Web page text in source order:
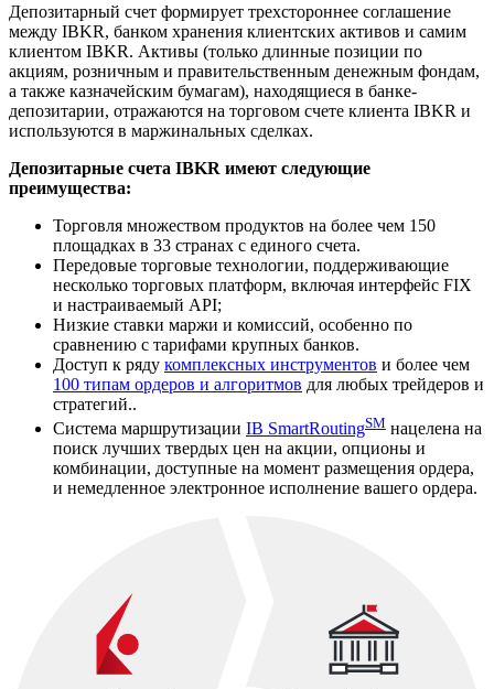
Депозитарный счет формирует трехстороннее соглашение
между IBKR, банком хранения клиентских активов и самим
клиентом IBKR. Активы (только длинные позиции по
акциям, розничным и правительственным денежным фондам,
а также казначейским бумагам), находящиеся в банке-
депозитарии, отражаются на торговом счете клиента IBKR и
используются в маржинальных сделках.
Депозитарные счета IBKR имеют следующие
преимущества:
Торговля множеством продуктов на более чем 150
площадках в 33 странах с единого счета.
Передовые торговые технологии, поддерживающие
несколько торговых платформ, включая интерфейс FIX
и настраиваемый API;
Низкие ставки маржи и комиссий, особенно по
сравнению с тарифами крупных банков.
Доступ к ряду комплексных инструментов и более чем
100 типам ордеров и алгоритмов для любых трейдеров и
стратегий..
Система маршрутизации IB SmartRoutingSM нацелена на
поиск лучших твердых цен на акции, опционы и
комбинации, доступные на момент размещения ордера,
и немедленное электронное исполнение вашего ордера.